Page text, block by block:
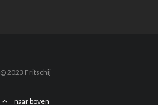
@ 2023 Fritschij
naar boven